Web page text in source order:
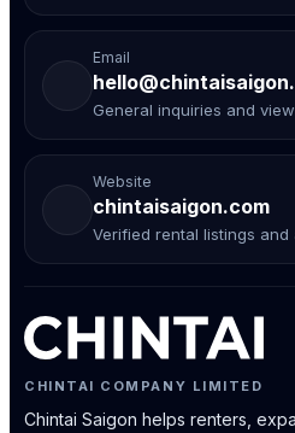
Email
General inquiries and
Website
chintaisaigon.com
Verified rental listings and
CHINTAI COMPANY LIMITED
Chintai Saigon helps renters,